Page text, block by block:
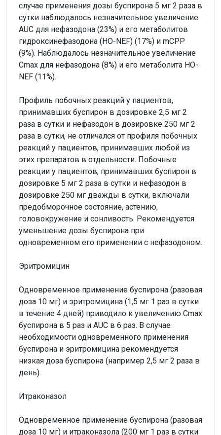
случае применения дозы буспирона 5 мг 2 раза в
сутки наблюдалось незначительное увеличение
AUC для нефазодона (23%) и его метаболитов
гидроксинефазодона (HO-NEF) (17%) и mCPP
(9%). Наблюдалось незначительное увеличение
Cmax для нефазодона (8%) и его метаболита HO-
NEF (11%).
Профиль побочных реакций у пациентов,
принимавших буспирон в дозировке 2,5 мг 2
раза в сутки и нефазодон в дозировке 250 мг 2
раза в сутки, не отличался от профиля побочных
реакций у пациентов, принимавших любой из
этих препаратов в отдельности. Побочные
реакции у пациентов, принимавших буспирон в
дозировке 5 мг 2 раза в сутки и нефазодон в
дозировке 250 мг дважды в сутки, включали
предобморочное состояние, астению,
головокружение и сонливость. Рекомендуется
уменьшение дозы буспирона при
одновременном его применении с нефазодоном.
Эритромицин
Одновременное применение буспирона (разовая
доза 10 мг) и эритромицина (1,5 мг 1 раз в сутки
в течение 4 дней) приводило к увеличению Сmax
буспирона в 5 раз и AUC в 6 раз. В случае
необходимости одновременного применения
буспирона и эритромицина рекомендуется
низкая доза буспирона (например 2,5 мг 2 раза в
день).
Итраконазол
Одновременное применение буспирона (разовая
доза 10 мг) и итраконазола (200 мг 1 раз в сутки